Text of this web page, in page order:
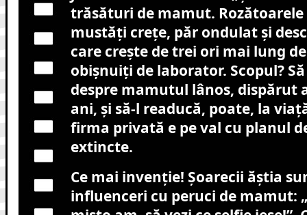
trăsături de mamut. Rozătoarele
mustăți crețe, păr ondulat și
care crește de trei ori mai lung
obișnuiți de laborator. Scopul?
despre mamutul lânos, dispărut
ani, și să-l readucă, poate, la
firma privată e pe val cu planul
extincte.
Ce mai invenție! Șoarecii ăștia
influenceri cu peruci de mamut: